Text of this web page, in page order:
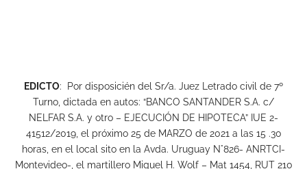
EDICTO: Por disposicién del Sr/a. Juez Letrado civil de 7º
Turno, dictada en autos: “BANCO SANTANDER S.A. c/
NELFAR S.A. y otro – EJECUCIÓN DE HIPOTECA” IUE 2-
41512/2019, el próximo 25 de MARZO de 2021 a las 15 .30
horas, en el local sito en la Avda. Uruguay N°826- ANRTCI-
Montevideo-, el martillero Miguel H. Wolf – Mat 1454, RUT 210